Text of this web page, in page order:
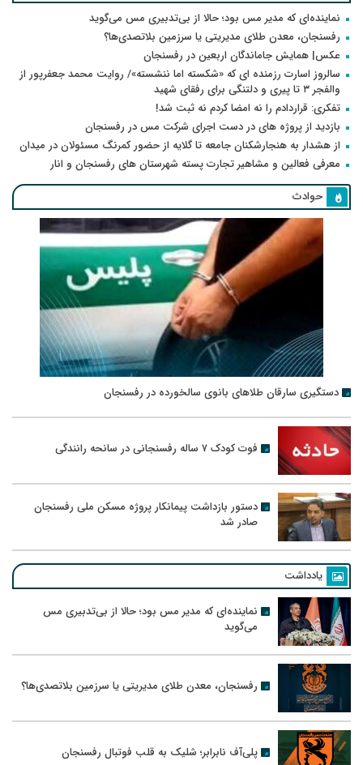
نماینده‌ای که مدیر مس بود؛ حالا از بی‌تدبیری مس می‌گوید
رفسنجان، معدن طلای مدیریتی یا سرزمین بلاتصدی‌ها؟
عکس| همایش جاماندگان اربعین در رفسنجان
سالروز اسارت رزمنده ای که «شکسته اما ننشسته»/ روایت محمد جعفرپور از
والفجر ۳ تا پیری و دلتنگی برای رفقای شهید
تفکری: قراردادم را نه امضا کردم نه ثبت شد!
بازدید از پروژه های در دست اجرای شرکت مس در رفسنجان
از هشدار به هنجارشکنان جامعه تا گلایه از حضور کمرنگ مسئولان در میدان
معرفی فعالین و مشاهیر تجارت پسته شهرستان های رفسنجان و انار
حوادث
دستگیری سارقان طلاهای بانوی سالخورده در رفسنجان
فوت کودک ۷ ساله رفسنجانی در سانحه رانندگی
دستور بازداشت پیمانکار پروژه مسکن ملی رفسنجان
صادر شد
یادداشت
نماینده‌ای که مدیر مس بود؛ حالا از بی‌تدبیری مس
می‌گوید
رفسنجان، معدن طلای مدیریتی یا سرزمین بلاتصدی‌ها؟
پلی‌آف نابرابر؛ شلیک به قلب فوتبال رفسنجان